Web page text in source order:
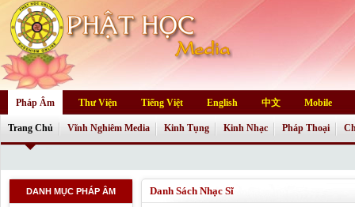
Pháp Âm Thư Viện Tiếng Việt English 中文 Mobile
Trang Chủ Vĩnh Nghiêm Media Kinh Tụng Kinh Nhạc Pháp Thoại
DANH MỤC PHÁP ÂM Danh Sách Nhạc Sĩ